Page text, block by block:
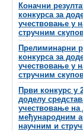
Коначни
конкурса за
учествовање у
стручним
Прелиминарни
конкурса за
учествовање у
стручним
Први конкурс у
доделу
учествовање
међународним
научним и